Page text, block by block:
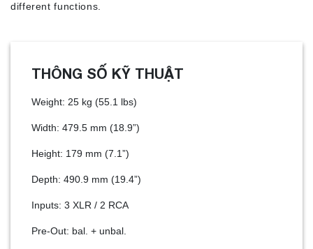
different functions.
THÔNG SỐ KỸ THUẬT
Weight: 25 kg (55.1 lbs)
Width: 479.5 mm (18.9”)
Height: 179 mm (7.1”)
Depth: 490.9 mm (19.4”)
Inputs: 3 XLR / 2 RCA
Pre-Out: bal. + unbal.